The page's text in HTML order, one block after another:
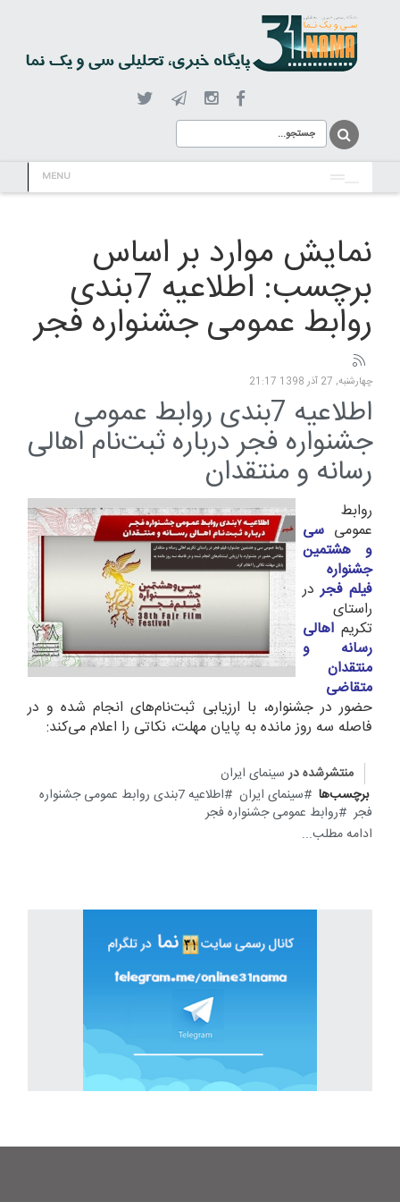
MENU
نمایش موارد بر اساس
برچسب: اطلاعیه 7بندی
روابط عمومی جشنواره فجر
چهارشنبه, 27 آذر 1398 21:17
اطلاعیه 7بندی روابط عمومی
جشنواره فجر درباره ثبت‌نام اهالی
رسانه و منتقدان
روابط
عمومی سی
و هشتمین
جشنواره
فیلم فجر در
راستای
تکریم اهالی
رسانه و
منتقدان
متقاضی
حضور در جشنواره، با ارزیابی ثبت‌نام‌های انجام شده و در
فاصله سه روز مانده به پایان مهلت، نکاتی را اعلام می‌کند:
منتشرشده در سینمای ایران
برچسب‌ها
سینمای ایران
اطلاعیه 7بندی روابط عمومی جشنواره
فجر
روابط عمومی جشنواره فجر
ادامه مطلب...